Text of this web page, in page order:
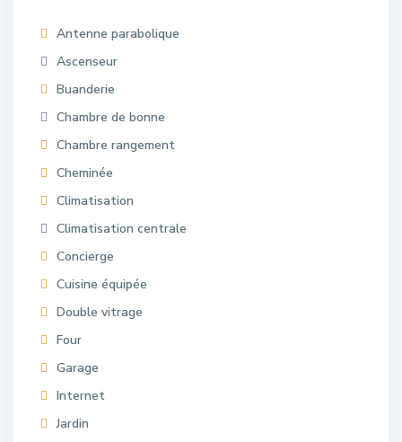
Antenne parabolique
Ascenseur
Buanderie
Chambre de bonne
Chambre rangement
Cheminée
Climatisation
Climatisation centrale
Concierge
Cuisine équipée
Double vitrage
Four
Garage
Internet
Jardin